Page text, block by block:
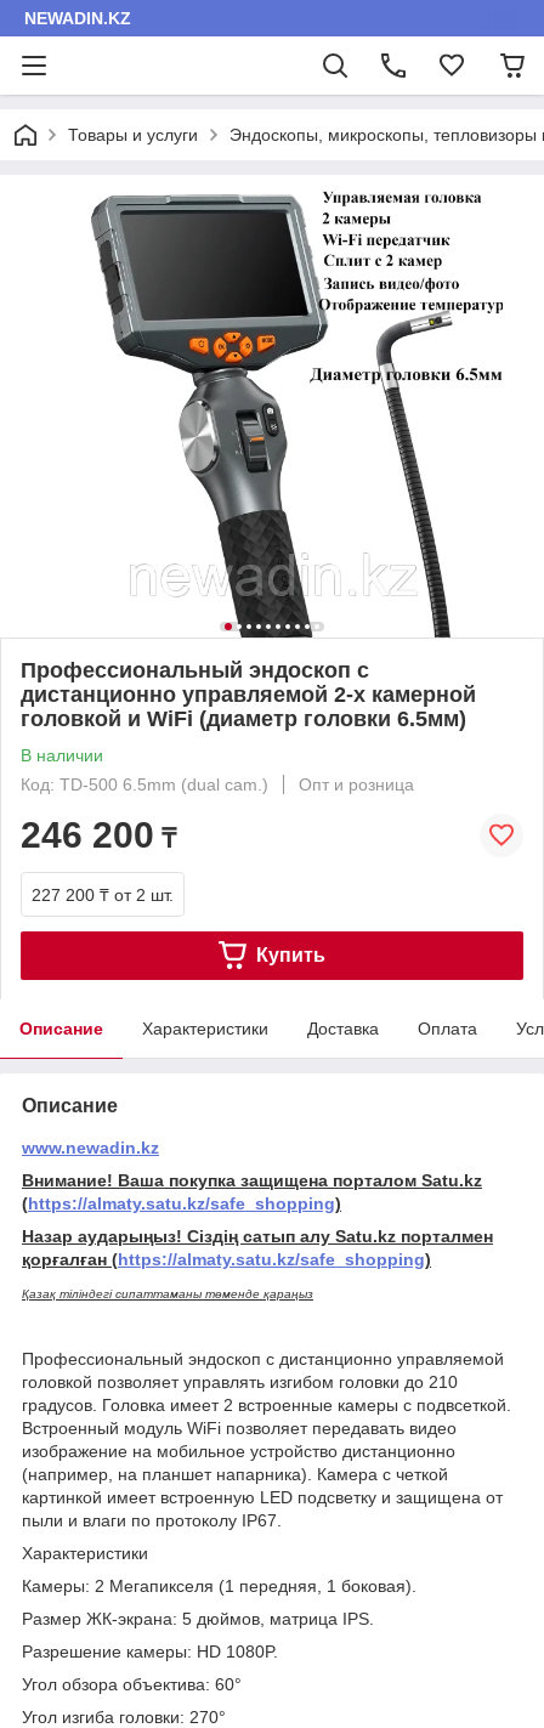
NEWADIN.KZ
Товары и услуги Эндоскопы, микроскопы,
Профессиональный эндоскоп с
дистанционно управляемой 2-х камерной
головкой и WiFi (диаметр головки 6.5мм)
В наличии
Код: TD-500 6.5mm (dual cam.)
Опт и розница
246 200 ₸
227 200 ₸ от 2 шт.
Купить
Описание Характеристики Доставка Оплата
Описание
www.newadin.kz
Внимание! Ваша покупка защищена порталом Satu.kz
(https://almaty.satu.kz/safe_shopping)
Назар аударыңыз! Сіздің сатып алу Satu.kz порталмен
қорғалған (https://almaty.satu.kz/safe_shopping)
Қазақ тіліндегі сипаттаманы төменде қараңыз
Профессиональный эндоскоп с дистанционно управляемой
головкой позволяет управлять изгибом головки до 210
градусов. Головка имеет 2 встроенные камеры с подвсеткой.
Встроенный модуль WiFi позволяет передавать видео
изображение на мобильное устройство дистанционно
(например, на планшет напарника). Камера с четкой
картинкой имеет встроенную LED подсветку и защищена от
пыли и влаги по протоколу IP67.
Характеристики
Камеры: 2 Мегапикселя (1 передняя, 1 боковая).
Размер ЖК-экрана: 5 дюймов, матрица IPS.
Разрешение камеры: HD 1080P.
Угол обзора объектива: 60°
Угол изгиба головки: 270°